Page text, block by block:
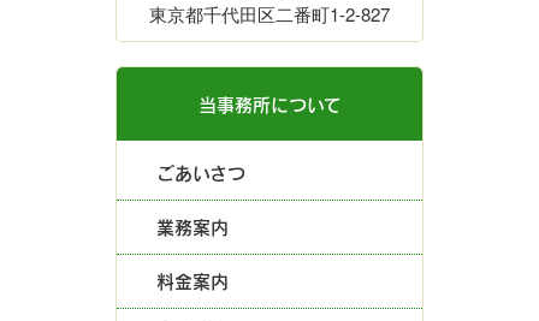
東京都千代田区二番町1-2-827
当事務所について
ごあいさつ
業務案内
料金案内